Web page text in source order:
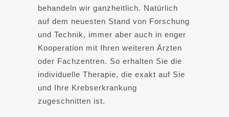
behandeln wir ganzheitlich. Natürlich
auf dem neuesten Stand von Forschung
und Technik, immer aber auch in enger
Kooperation mit Ihren weiteren Ärzten
oder Fachzentren. So erhalten Sie die
individuelle Therapie, die exakt auf Sie
und Ihre Krebserkrankung
zugeschnitten ist.